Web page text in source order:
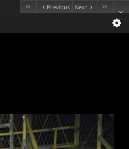
Previous Next